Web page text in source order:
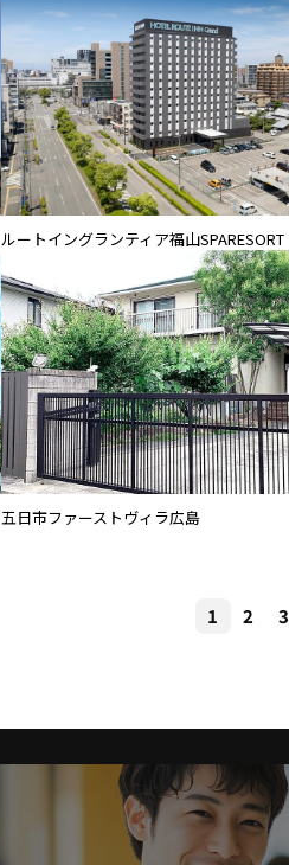
ルートイングランティア福山SPARESORT
五日市ファーストヴィラ広島
1 2 3